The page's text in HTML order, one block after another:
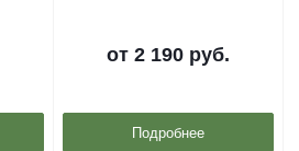
от 2 190 руб.
Подробнее